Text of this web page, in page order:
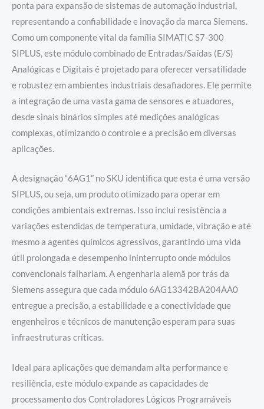
ponta para expansão de sistemas de automação industrial,
representando a confiabilidade e inovação da marca Siemens.
Como um componente vital da família SIMATIC S7-300
SIPLUS, este módulo combinado de Entradas/Saídas (E/S)
Analógicas e Digitais é projetado para oferecer versatilidade
e robustez em ambientes industriais desafiadores. Ele permite
a integração de uma vasta gama de sensores e atuadores,
desde sinais binários simples até medições analógicas
complexas, otimizando o controle e a precisão em diversas
aplicações.
A designação “6AG1” no SKU identifica que esta é uma versão
SIPLUS, ou seja, um produto otimizado para operar em
condições ambientais extremas. Isso inclui resistência a
variações estendidas de temperatura, umidade, vibração e até
mesmo a agentes químicos agressivos, garantindo uma vida
útil prolongada e desempenho ininterrupto onde módulos
convencionais falhariam. A engenharia alemã por trás da
Siemens assegura que cada módulo 6AG13342BA204AA0
entregue a precisão, a estabilidade e a conectividade que
engenheiros e técnicos de manutenção esperam para suas
infraestruturas críticas.
Ideal para aplicações que demandam alta performance e
resiliência, este módulo expande as capacidades de
processamento dos Controladores Lógicos Programáveis